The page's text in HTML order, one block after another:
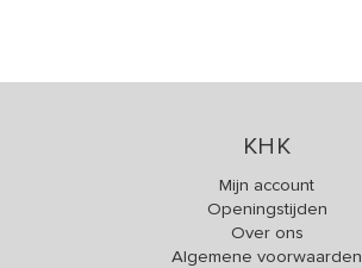
KHK
Mijn account
Openingstijden
Over ons
Algemene voorwaarden